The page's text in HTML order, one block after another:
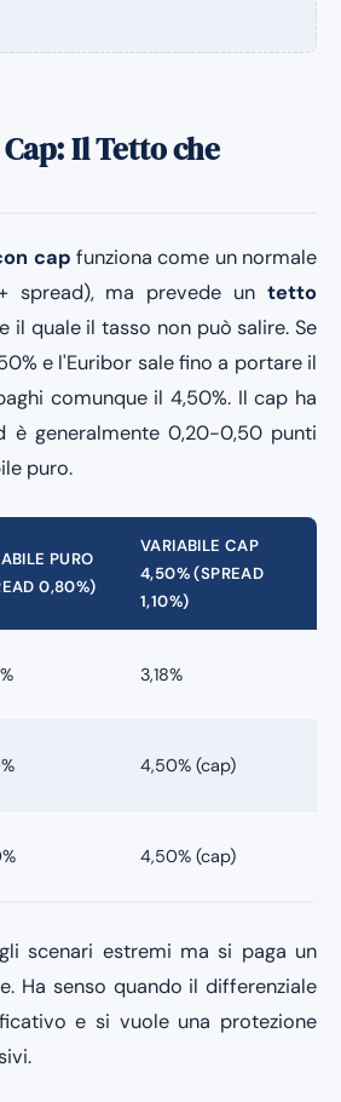
Il Tetto che
cap funziona come un normale
spread), ma prevede un tetto
il quale il tasso non può salire. Se
e l'Euribor sale fino a portare il
comunque il 4,50%. Il cap ha
è generalmente 0,20-0,50 punti
puro.
PURO
0,80%)
VARIABILE CAP
4,50% (SPREAD
1,10%)
3,18%
4,50% (cap)
4,50% (cap)
scenari estremi ma si paga un
Ha senso quando il differenziale
e si vuole una protezione